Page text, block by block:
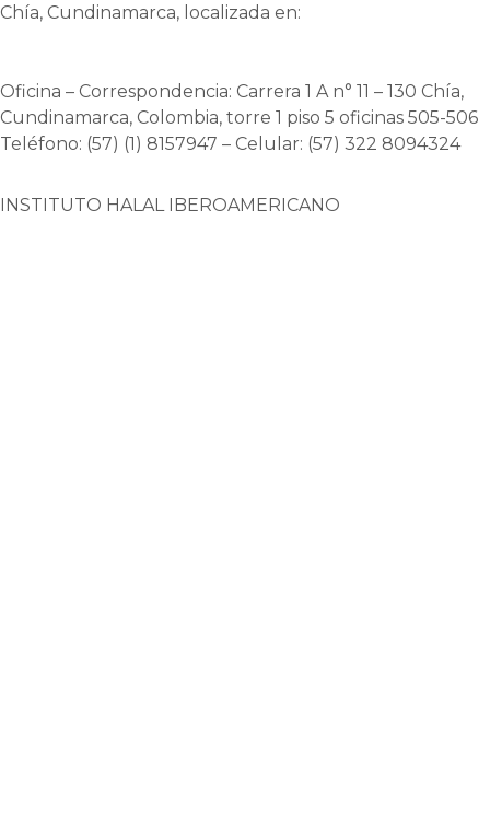
Chía, Cundinamarca, localizada en:
Oficina – Correspondencia: Carrera 1 A n° 11 – 130 Chía,
Cundinamarca, Colombia, torre 1 piso 5 oficinas 505-506
Teléfono: (57) (1) 8157947 – Celular: (57) 322 8094324
INSTITUTO HALAL IBEROAMERICANO